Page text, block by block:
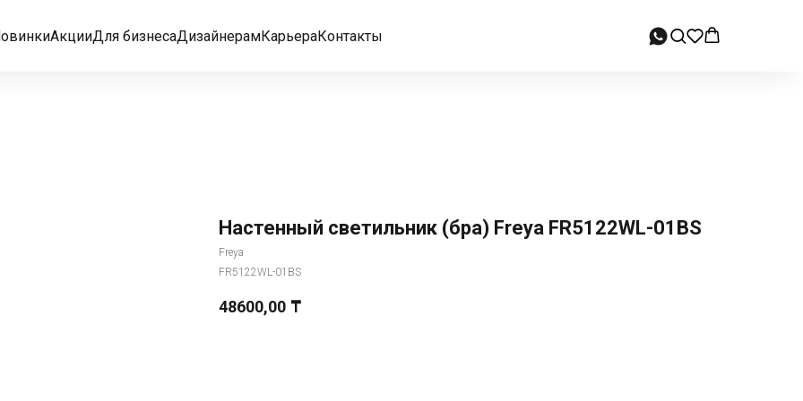
АкцииДля бизнесаДизайнерамКарьераКонтакты
Настенный светильник (бра) Freya FR5122WL-01BS
Freya
FR5122WL-01BS
48600,00 ₸